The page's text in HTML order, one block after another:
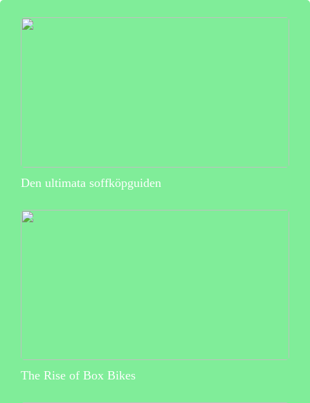
Den ultimata soffköpguiden
The Rise of Box Bikes